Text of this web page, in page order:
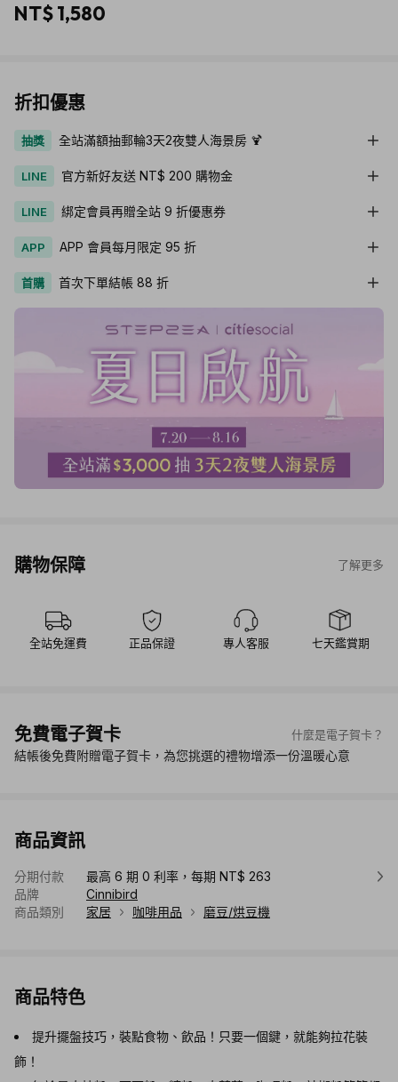
NT$ 1,580
折扣優惠
抽獎 全站滿額抽郵輪3天2夜雙人海景房 🍹
LINE 官方新好友送 NT$ 200 購物金
LINE 綁定會員再贈全站 9 折優惠券
APP APP 會員每月限定 95 折
首購 首次下單結帳 88 折
購物保障 了解更多
全站免運費 正品保證 專人客服 七天鑑賞期
免費電子賀卡 什麼是電子賀卡？
結帳後免費附贈電子賀卡，為您挑選的禮物增添一份溫暖心意
商品資訊
分期付款
最高 6 期 0 利率，每期 NT$ 263
品牌
Cinnibird
商品類別
家居 咖啡用品 磨豆/烘豆機
商品特色
提升擺盤技巧，裝點食物、飲品！只要一個鍵，就能夠拉花裝
飾！